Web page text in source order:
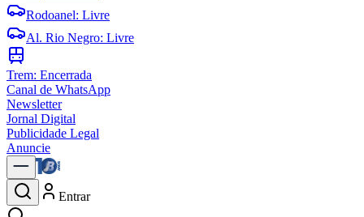
Rodoanel: Livre
Al. Rio Negro: Livre
Trem: Encerrada
Canal de WhatsApp
Newsletter
Jornal Digital
Publicidade Legal
Anuncie
Entrar